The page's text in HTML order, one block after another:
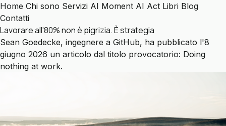
Home Chi sono Servizi AI Moment AI Act Libri Blog
Contatti
Lavorare all'80% non è pigrizia. È strategia
Sean Goedecke, ingegnere a GitHub, ha pubblicato l'8
giugno 2026 un articolo dal titolo provocatorio: Doing
nothing at work.